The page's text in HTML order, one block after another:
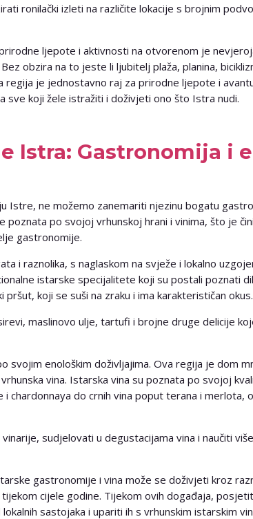
ronilački izleti na različite lokacije s brojnim
ljepote i aktivnosti na otvorenom je
obzira na to jeste li ljubitelj plaža, planina,
regija je jednostavno raj za prirodne ljepote i
sve koji žele istražiti i doživjeti ono što Istra nudi.
Istra: Gastronomija i
Istre, ne možemo zanemariti njezinu bogatu
poznata po svojoj vrhunskoj hrani i vinima, što je
gastronomije.
i raznolika, s naglaskom na svježe i lokalno
istarske specijalitete koji su postali poznati
koji se suši na zraku i ima karakterističan okus.
maslinovo ulje, tartufi i brojne druge delicije
svojim enološkim doživljajima. Ova regija je dom
vina. Istarska vina su poznata po svojoj
i chardonnaya do crnih vina poput terana i merlota,
sudjelovati u degustacijama vina i naučiti
gastronomije i vina može se doživjeti kroz
cijele godine. Tijekom ovih događaja,
sastojaka i upariti ih s vrhunskim istarskim